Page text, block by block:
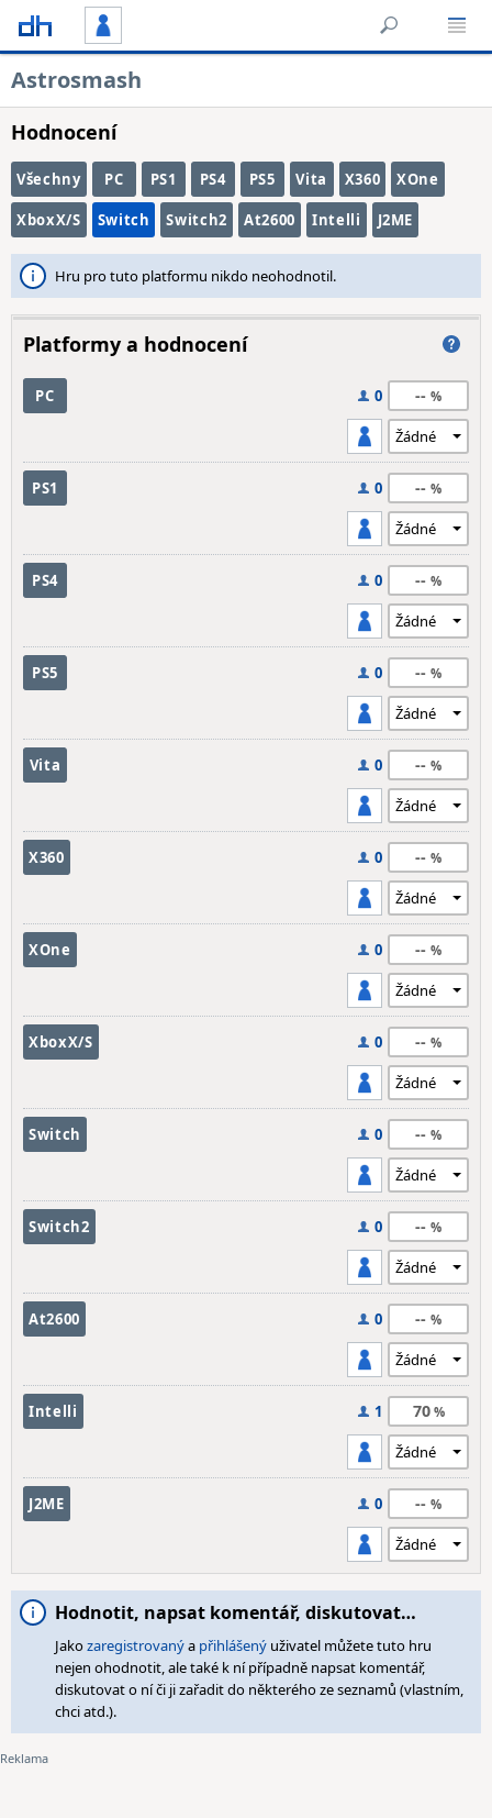
Astrosmash
Hodnocení
Všechny PC PS1 PS4 PS5 Vita X360 XOne
XboxX/S Switch Switch2 At2600 Intelli J2ME
Hru pro tuto platformu nikdo neohodnotil.
Platformy a hodnocení
PC 0 --
PS1 0 --
PS4 0 --
PS5 0 --
Vita 0 --
X360 0 --
XOne 0 --
XboxX/S 0 --
Switch 0 --
Switch2 0 --
At2600 0 --
Intelli 1 70
J2ME 0 --
Hodnotit, napsat komentář, diskutovat…
Jakozaregistrovanýa přihlášený uživatel můžete tuto hru
nejen ohodnotit, ale také k ní případně napsat komentář,
diskutovat o ní či ji zařadit do některého ze seznamů (vlastním,
chci atd.).